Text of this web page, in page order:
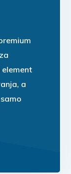
a